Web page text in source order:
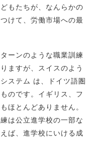
もたちが、なんらかの
けて、労働市場への最
ーンのような職業訓練
ますが、スイスのよう
ステム は、ドイツ語圏
のです。イギリス、フ
ほとんどありません。
は公立進学校の一部な
ば、進学校にいける成